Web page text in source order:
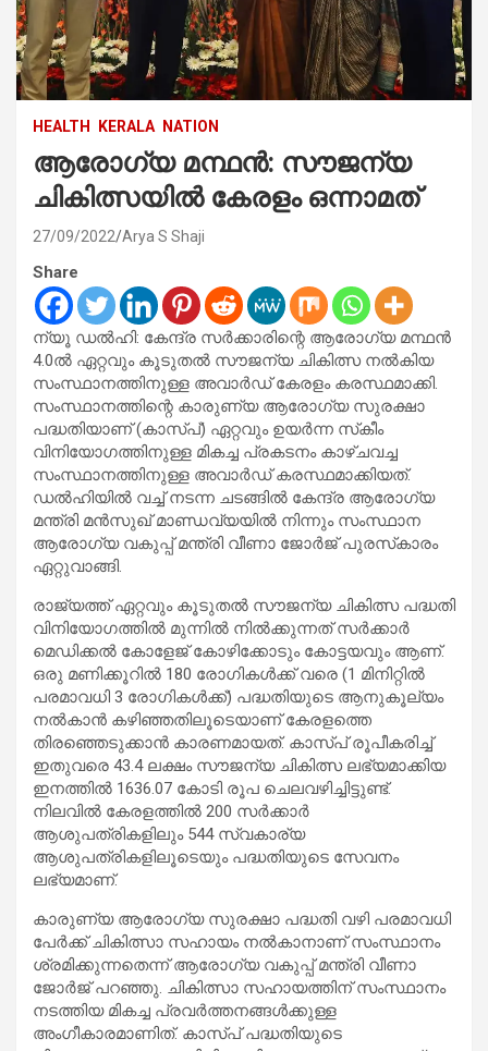
HEALTH KERALA NATION
ആരോഗ്യ മന്ഥൻ: സൗജന്യ
ചികിത്സയിൽ കേരളം ഒന്നാമത്
27/09/2022 Arya S Shaji
Share
ന്യൂ ഡൽഹി: കേന്ദ്ര സർക്കാരിന്റെ ആരോഗ്യ മന്ഥൻ
4.0ൽ ഏറ്റവും കൂടുതൽ സൗജന്യ ചികിത്സ നൽകിയ
സംസ്ഥാനത്തിനുള്ള അവാർഡ് കേരളം കരസ്ഥമാക്കി.
സംസ്ഥാനത്തിന്റെ കാരുണ്യ ആരോഗ്യ സുരക്ഷാ
പദ്ധതിയാണ് (കാസ്പ്) ഏറ്റവും ഉയർന്ന സ്‌കീം
വിനിയോഗത്തിനുള്ള മികച്ച പ്രകടനം കാഴ്ചവച്ച
സംസ്ഥാനത്തിനുള്ള അവാർഡ് കരസ്ഥമാക്കിയത്.
ഡൽഹിയിൽ വച്ച് നടന്ന ചടങ്ങിൽ കേന്ദ്ര ആരോഗ്യ
മന്ത്രി മൻസുഖ് മാണ്ഡവ്യയിൽ നിന്നും സംസ്ഥാന
ആരോഗ്യ വകുപ്പ് മന്ത്രി വീണാ ജോർജ് പുരസ്‌കാരം
ഏറ്റുവാങ്ങി.
രാജ്യത്ത് ഏറ്റവും കൂടുതൽ സൗജന്യ ചികിത്സ പദ്ധതി
വിനിയോഗത്തിൽ മുന്നിൽ നിൽക്കുന്നത് സർക്കാർ
മെഡിക്കൽ കോളേജ് കോഴിക്കോടും കോട്ടയവും ആണ്.
ഒരു മണിക്കൂറിൽ 180 രോഗികൾക്ക് വരെ (1 മിനിറ്റിൽ
പരമാവധി 3 രോഗികൾക്ക്) പദ്ധതിയുടെ ആനുകൂല്യം
നൽകാൻ കഴിഞ്ഞതിലൂടെയാണ് കേരളത്തെ
തിരഞ്ഞെടുക്കാൻ കാരണമായത്. കാസ്പ് രൂപീകരിച്ച്
ഇതുവരെ 43.4 ലക്ഷം സൗജന്യ ചികിത്സ ലഭ്യമാക്കിയ
ഇനത്തിൽ 1636.07 കോടി രൂപ ചെലവഴിച്ചിട്ടുണ്ട്.
നിലവിൽ കേരളത്തിൽ 200 സർക്കാർ
ആശുപത്രികളിലും 544 സ്വകാര്യ
ആശുപത്രികളിലൂടെയും പദ്ധതിയുടെ സേവനം
ലഭ്യമാണ്.
കാരുണ്യ ആരോഗ്യ സുരക്ഷാ പദ്ധതി വഴി പരമാവധി
പേർക്ക് ചികിത്സാ സഹായം നൽകാനാണ് സംസ്ഥാനം
ശ്രമിക്കുന്നതെന്ന് ആരോഗ്യ വകുപ്പ് മന്ത്രി വീണാ
ജോർജ് പറഞ്ഞു. ചികിത്സാ സഹായത്തിന് സംസ്ഥാനം
നടത്തിയ മികച്ച പ്രവർത്തനങ്ങൾക്കുള്ള
അംഗീകാരമാണിത്. കാസ്പ് പദ്ധതിയുടെ